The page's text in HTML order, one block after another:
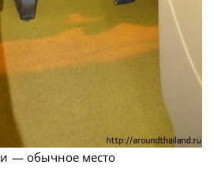
— обычное место